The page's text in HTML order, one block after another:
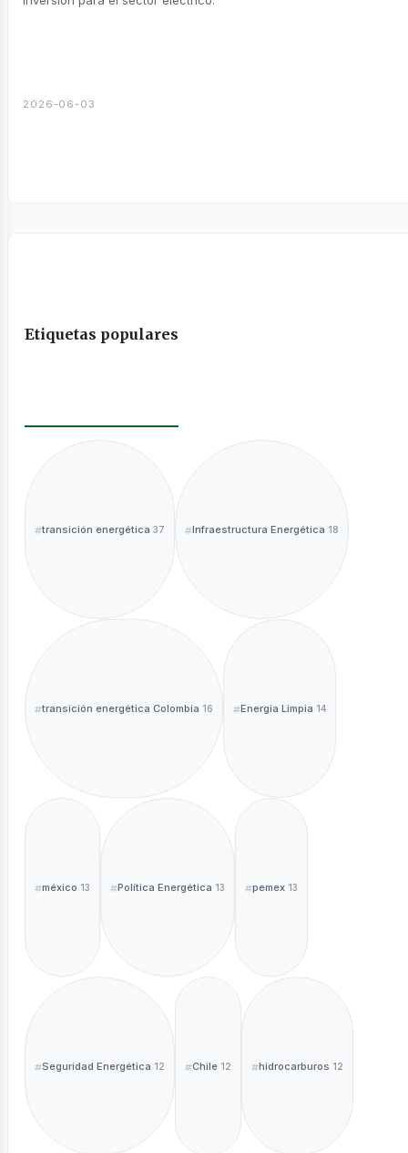
2026-06-03
Etiquetas populares
transición energética 37 Infraestructura Energética 18
transición energética Colombia 16 Energía Limpia 14
méxico 13 Política Energética 13 pemex 13
Seguridad Energética 12 Chile 12 hidrocarburos 12